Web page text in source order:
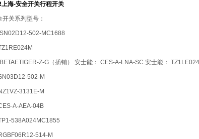
海-安全开关行程开关
开关系列型号：
502-MC1688
Z-G（插销）.安士能： CES-A-LNA-SC.安士能：
502-M
3131E-M
A-AEA-04B
538A024MC1855
514-M